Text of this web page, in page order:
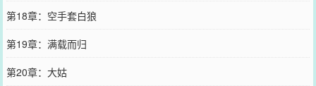
第18章：空手套白狼
第19章：满载而归
第20章：大姑